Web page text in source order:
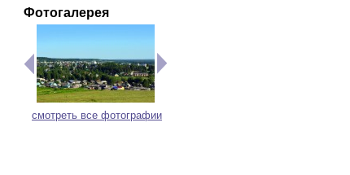
Фотогалерея
смотреть все фотографии